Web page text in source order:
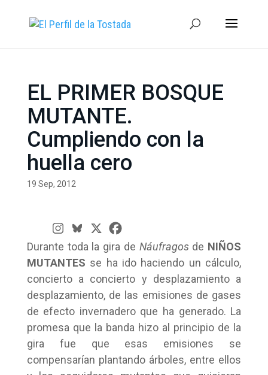
EL PRIMER BOSQUE
MUTANTE.
Cumpliendo con la
huella cero
19 Sep, 2012
Durante toda la gira de Náufragosde NIÑOS
MUTANTES se ha ido haciendo un cálculo,
concierto a concierto y desplazamiento a
desplazamiento, de las emisiones de gases
de efecto invernadero que ha generado. La
promesa que la banda hizo al principio de la
gira fue que esas emisiones se
compensarían plantando árboles, entre ellos